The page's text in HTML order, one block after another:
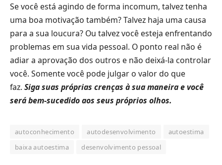
Se você está agindo de forma incomum, talvez tenha
uma boa motivação também? Talvez haja uma causa
para a sua loucura? Ou talvez você esteja enfrentando
problemas em sua vida pessoal. O ponto real não é
adiar a aprovação dos outros e não deixá-la controlar
você. Somente você pode julgar o valor do que
faz. Siga suas próprias crenças à sua maneira e você
será bem-sucedido aos seus próprios olhos.
autoconhecimento autodesenvolvimento
autoestima
baixa autoestima
desenvolvimento pessoal